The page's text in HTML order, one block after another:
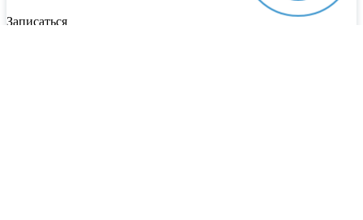
Записаться